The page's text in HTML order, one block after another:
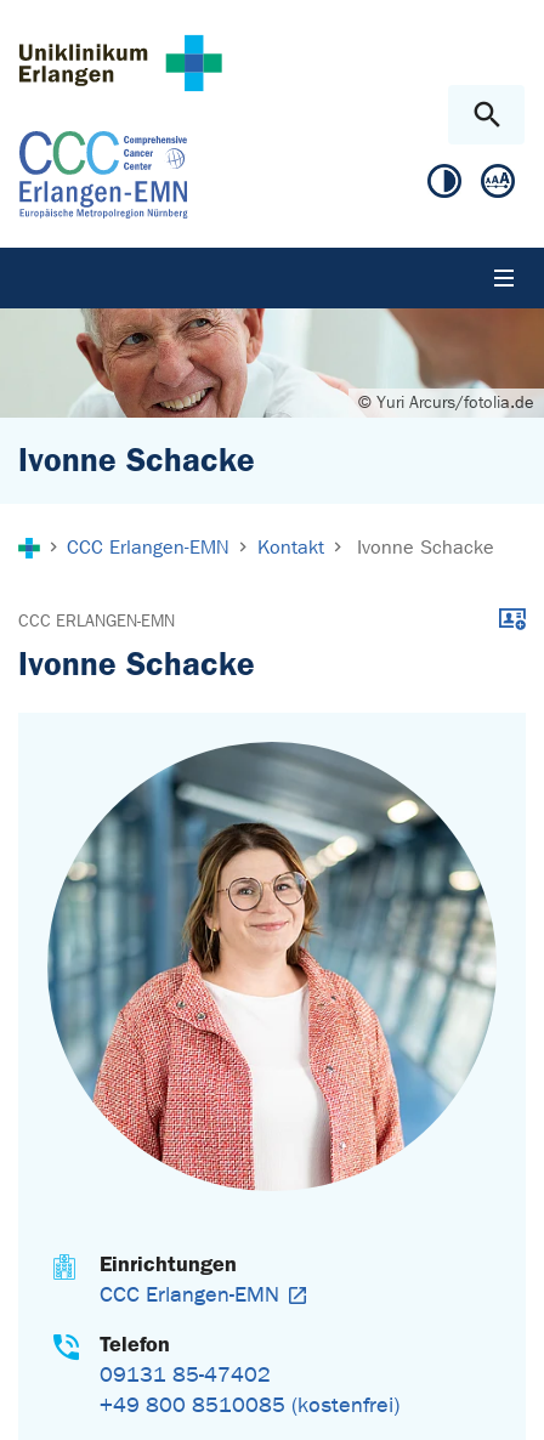
© Yuri Arcurs/fotolia.de
Ivonne Schacke
CCC Erlangen-EMN Kontakt Ivonne Schacke
CCC ERLANGEN-EMN
Ivonne Schacke
Einrichtungen
CCC Erlangen-EMN
Telefon
09131 85-47402
+49 800 8510085 (kostenfrei)